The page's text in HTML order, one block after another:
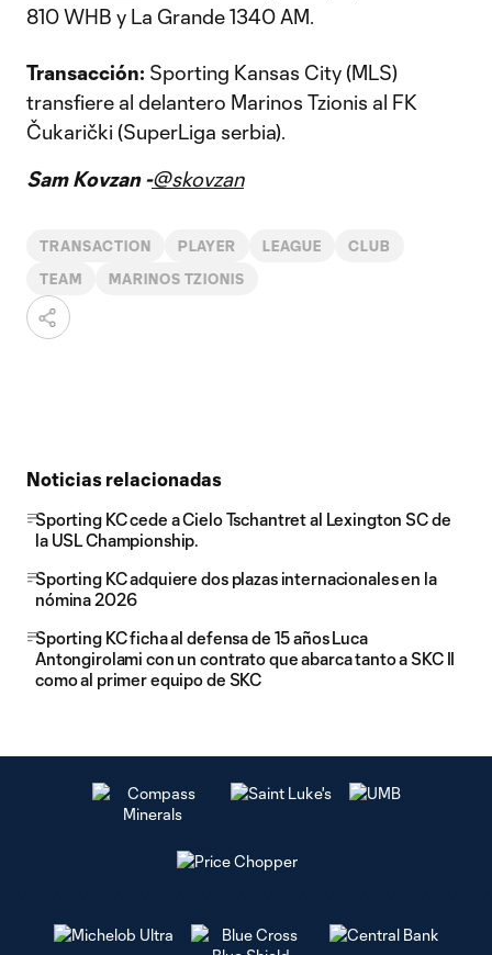
810 WHB y La Grande 1340 AM.
Transacción: Sporting Kansas City (MLS)
transfiere al delantero Marinos Tzionis al FK
Čukarički (SuperLiga serbia).
Sam Kovzan -@skovzan
TRANSACTION PLAYER LEAGUE CLUB
TEAM MARINOS TZIONIS
Noticias relacionadas
Sporting KC cede a Cielo Tschantret al Lexington SC de
la USL Championship.
Sporting KC adquiere dos plazas internacionales en la
nómina 2026
Sporting KC ficha al defensa de 15 años Luca
Antongirolami con un contrato que abarca tanto a SKC II
como al primer equipo de SKC